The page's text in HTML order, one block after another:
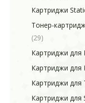
Картриджи
Тонер-
(29)
Картриджи для
Картриджи для
Картриджи для
Картриджи для